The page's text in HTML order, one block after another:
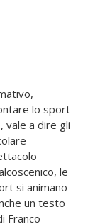
lo sport
vale a dire gli
le
si animano
un testo
Franco